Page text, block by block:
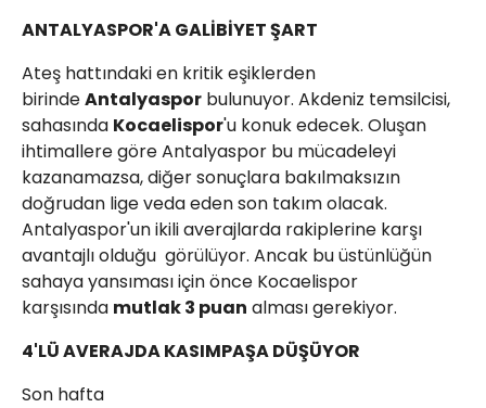
ANTALYASPOR'A GALİBİYET ŞART
Ateş hattındaki en kritik eşiklerden
birindeAntalyaspor bulunuyor. Akdeniz temsilcisi,
sahasında Kocaelispor'u konuk edecek. Oluşan
ihtimallere göre Antalyaspor bu mücadeleyi
kazanamazsa, diğer sonuçlara bakılmaksızın
doğrudan lige veda eden son takım olacak.
Antalyaspor'un ikili averajlarda rakiplerine karşı
avantajlı olduğu görülüyor. Ancak bu üstünlüğün
sahaya yansıması için önce Kocaelispor
karşısında mutlak 3 puan alması gerekiyor.
4'LÜ AVERAJDA KASIMPAŞA DÜŞÜYOR
Son hafta